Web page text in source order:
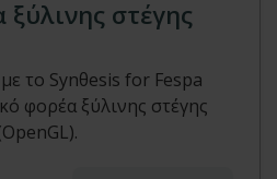
στέγης
το Synθesis for Fespa
φορέα ξύλινης στέγης